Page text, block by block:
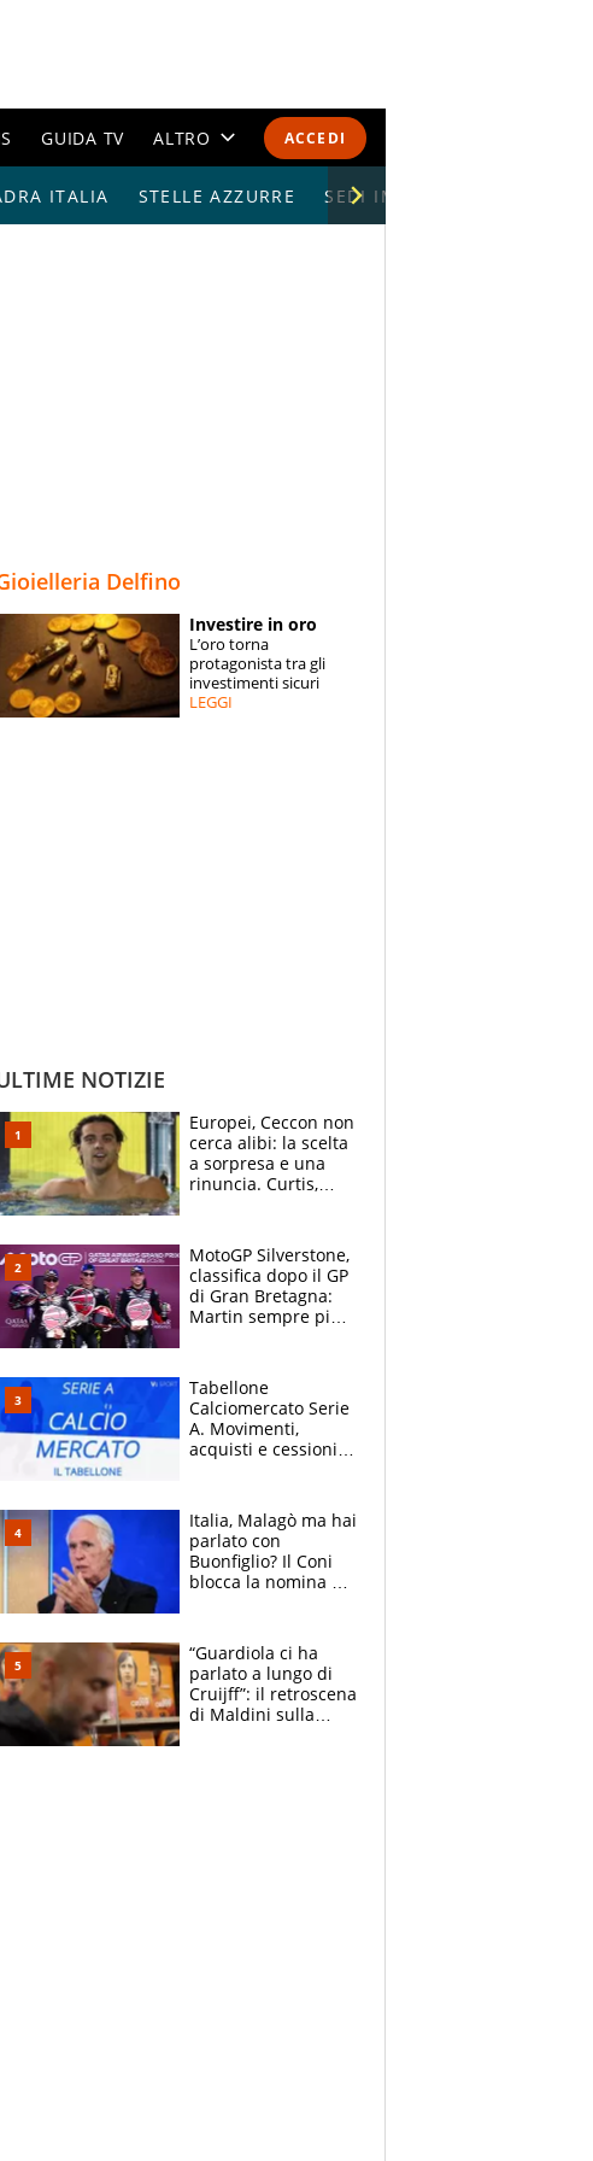
ACCEDI
GUIDA TV ALTRO
CALENDARI E CLASSIFICHE
ESPERTI
CONTATTI
ITALIA STELLE AZZURRE SEDI IMPIANTI
Delfino
Investire in oro
L’oro torna
protagonista tra gli
investimenti sicuri
LEGGI
NOTIZIE
Europei, Ceccon non
cerca alibi: la scelta
a sorpresa e una
rinuncia. Curtis,
c’è”
MotoGP Silverstone,
classifica dopo il GP
di Gran Bretagna:
Martin sempre più
Tabellone
Calciomercato Serie
A. Movimenti,
acquisti e cessioni:
Italia, Malagò ma hai
parlato con
Buonfiglio? Il Coni
blocca la nomina di
“Guardiola ci ha
parlato a lungo di
Cruijff”: il retroscena
di Maldini sulla